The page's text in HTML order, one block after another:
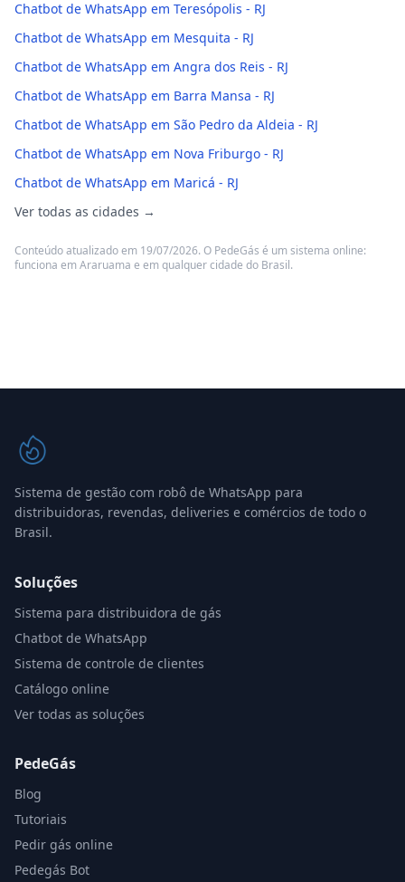
Chatbot de WhatsApp em Teresópolis - RJ
Chatbot de WhatsApp em Mesquita - RJ
Chatbot de WhatsApp em Angra dos Reis - RJ
Chatbot de WhatsApp em Barra Mansa - RJ
Chatbot de WhatsApp em São Pedro da Aldeia - RJ
Chatbot de WhatsApp em Nova Friburgo - RJ
Chatbot de WhatsApp em Maricá - RJ
Ver todas as cidades →
Conteúdo atualizado em 19/07/2026. O PedeGás é um sistema online:
funciona em Araruama e em qualquer cidade do Brasil.
Sistema de gestão com robô de WhatsApp para
distribuidoras, revendas, deliveries e comércios de todo o
Brasil.
Soluções
Sistema para distribuidora de gás
Chatbot de WhatsApp
Sistema de controle de clientes
Catálogo online
Ver todas as soluções
PedeGás
Blog
Tutoriais
Pedir gás online
Pedegás Bot